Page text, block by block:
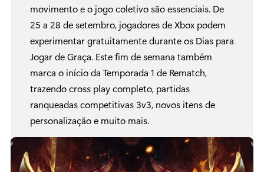
movimento e o jogo coletivo são essenciais. De
25 a 28 de setembro, jogadores de Xbox podem
experimentar gratuitamente durante os Dias para
Jogar de Graça. Este fim de semana também
marca o início da Temporada 1 de Rematch,
trazendo cross play completo, partidas
ranqueadas competitivas 3v3, novos itens de
personalização e muito mais.